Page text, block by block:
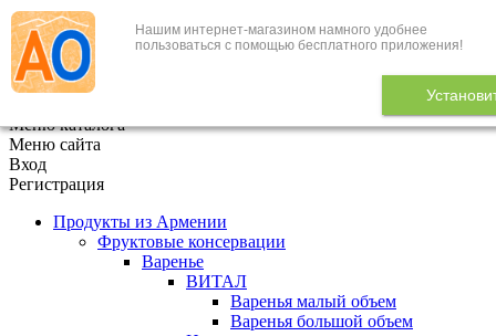
Нашим интернет-магазином намного удобнее
пользоваться с помощью бесплатного приложения!
+7 (495) 646-888-1
В корзине 0
Меню каталога
Меню сайта
Вход
Регистрация
Продукты из Армении
Фруктовые консервации
Варенье
ВИТАЛ
Варенья малый объем
Варенья большой объем